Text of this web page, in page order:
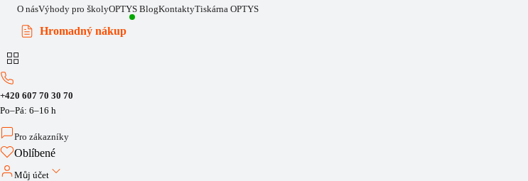
O násVýhody pro školyOPTYS BlogKontaktyTiskárna OPTYS
Hromadný nákup
+420 607 70 30 70
Po–Pá: 6–16 h
Pro zákazníky
Oblíbené
Můj účet